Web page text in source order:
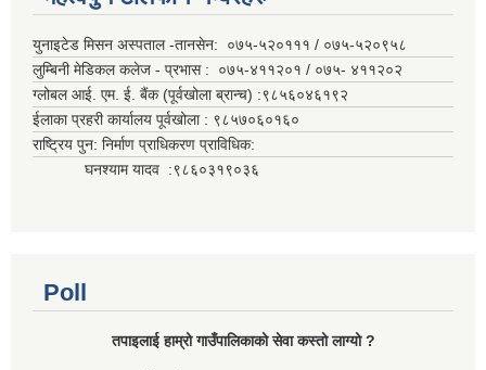
युनाइटेड मिसन अस्पताल -तानसेन: ०७५-५२०१११ / ०७५-५२०९५८
लुम्बिनी मेडिकल कलेज - प्रभास : ०७५-४११२०१ / ०७५- ४११२०२
ग्लोबल आई. एम. ई. बैंक (पूर्वखोला ब्रान्च) :९८५६०४६१९२
ईलाका प्रहरी कार्यालय पूर्वखोला : ९८५७०६०१६०
राष्ट्रिय पुन: निर्माण प्राधिकरण प्राविधिक:
घनश्याम यादव :९८६०३१९०३६
Poll
तपाइलाई हाम्रो गाउँपालिकाको सेवा कस्तो लाग्यो ?